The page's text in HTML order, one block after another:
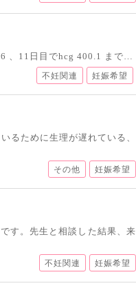
、11日目でhcg 400.1 まで…
不妊関連 妊娠希望
るために生理が遅れている、
その他 妊娠希望
す。先生と相談した結果、来
不妊関連 妊娠希望